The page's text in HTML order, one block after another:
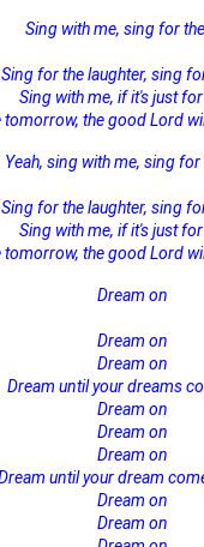
Sing with me, sing for
Sing for the laughter, sing
Sing with me, if it's just
tomorrow, the good Lord
Yeah, sing with me, sing for
Sing for the laughter, sing
Sing with me, if it's just
tomorrow, the good Lord
Dream on
Dream on
Dream on
Dream until your dreams
Dream on
Dream on
Dream on
until your dream
Dream on
Dream on